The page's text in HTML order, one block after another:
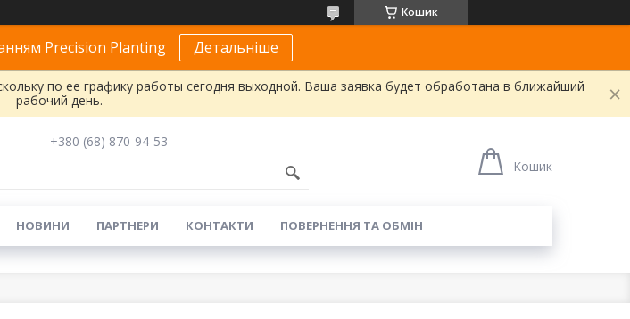
Кошик
Precision Planting Детальніше
по ее графику работы сегодня выходной. Ваша заявка будет обработана в ближайший
рабочий день.
+380 (68) 870-94-53
Кошик
НОВИНИ ПАРТНЕРИ КОНТАКТИ ПОВЕРНЕННЯ ТА ОБМІН